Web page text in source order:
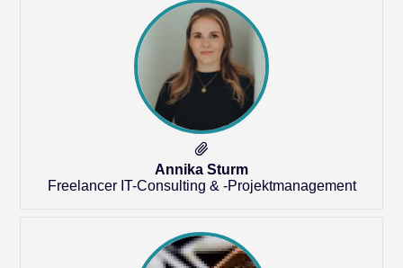
Annika Sturm
Freelancer IT-Consulting & -Projektmanagement